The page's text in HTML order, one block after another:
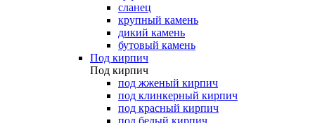
сланец
крупный камень
дикий камень
бутовый камень
Под кирпич
Под кирпич
под жженый кирпич
под клинкерный кирпич
под красный кирпич
под белый кирпич